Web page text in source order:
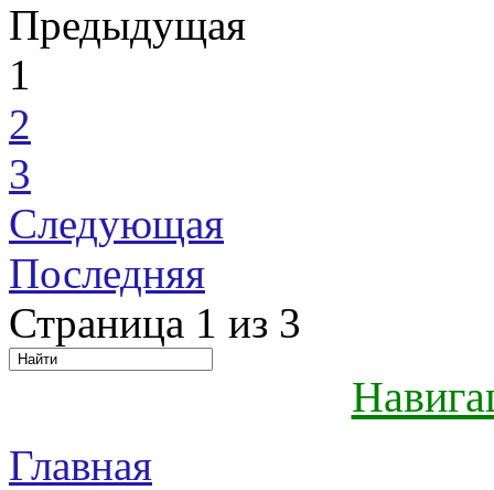
Предыдущая
1
2
3
Следующая
Последняя
Страница 1 из 3
Главная